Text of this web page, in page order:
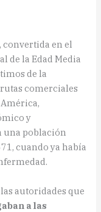
convertida en el
de la Edad Media
de la
comerciales
y
una población
cuando ya había
autoridades que
a las